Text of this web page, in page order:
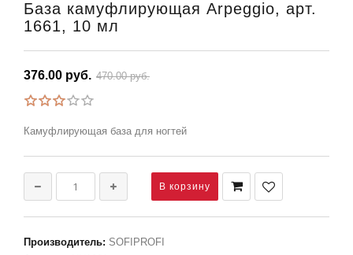
База камуфлирующая Arpeggio, арт.
1661, 10 мл
376.00 руб. 470.00 руб.
Камуфлирующая база для ногтей
Производитель: SOFIPROFI